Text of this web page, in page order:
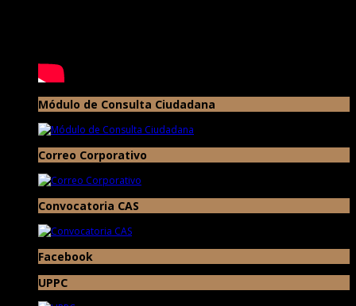
Módulo de Consulta Ciudadana
Correo Corporativo
Convocatoria CAS
Facebook
UPPC